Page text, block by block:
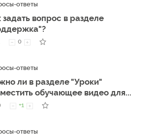
ответы
задать вопрос в разделе
0
ответы
ли в разделе "Уроки"
обучающее видео для...
+1
ответы